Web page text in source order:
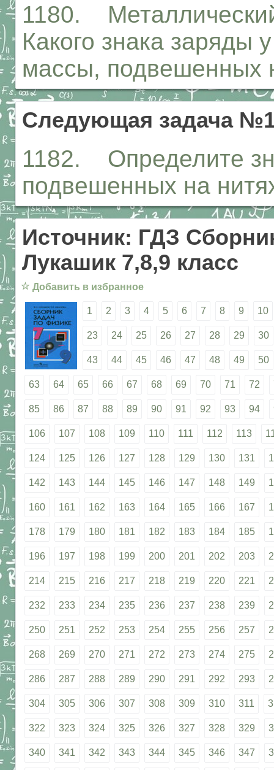
1180.
Какого знака заряды
массы, подвешенных
Следующая задача
1182. Определите
подвешенных на
Источник: ГДЗ
Лукашик 7,8,9 класс
☆ Добавить в избранное
1 2 3 4 5 6 7 8 9 10
23 24 25 26 27 28 29 30
43 44 45 46 47 48 49 50
63 64 65 66 67 68 69 70 71 72
85 86 87 88 89 90 91 92 93 94
106 107 108 109 110 111 112 113
124 125 126 127 128 129 130 131
142 143 144 145 146 147 148 149
160 161 162 163 164 165 166 167
178 179 180 181 182 183 184 185
196 197 198 199 200 201 202 203
214 215 216 217 218 219 220 221
232 233 234 235 236 237 238 239
250 251 252 253 254 255 256 257
268 269 270 271 272 273 274 275
286 287 288 289 290 291 292 293
304 305 306 307 308 309 310 311
322 323 324 325 326 327 328 329
340 341 342 343 344 345 346 347